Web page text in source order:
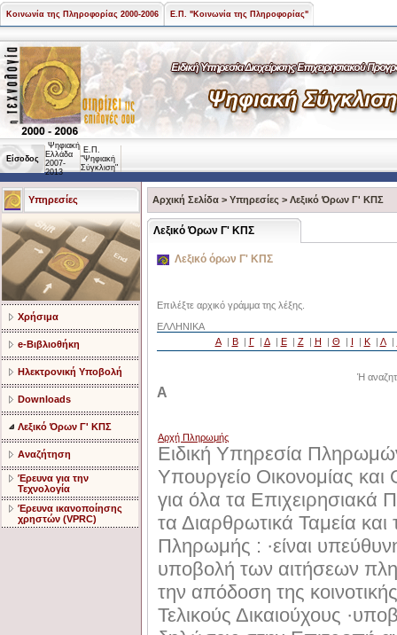
Κοινωνία της Πληροφορίας 2000-2006 Ε.Π. "Κοινωνία της Πληροφορίας"
Είσοδος
Ψηφιακή
Ελλάδα
2007-
2013
Ε.Π.
"Ψηφιακή
Σύγκλιση"
Υπηρεσίες
Χρήσιμα
e-Βιβλιοθήκη
Ηλεκτρονική Υποβολή
Downloads
Λεξικό Όρων Γ' ΚΠΣ
Αναζήτηση
Έρευνα για την
Τεχνολογία
Έρευνα ικανοποίησης
χρηστών (VPRC)
Αρχική Σελίδα > Υπηρεσίες > Λεξικό Όρων Γ' ΚΠΣ
Λεξικό Όρων Γ' ΚΠΣ
Λεξικό όρων Γ' ΚΠΣ
Επιλέξτε αρχικό γράμμα της λέξης.
ΕΛΛΗΝΙΚΑ
Α| Β| Γ| Δ| Ε| Ζ| Η | Θ | Ι | Κ| Λ|
Ή
Α
Αρχή Πληρωμής
Ειδική Υπηρεσία
Υπουργείο Οικονομίας
για όλα τα
τα Διαρθρωτικά Ταμεία
Πληρωμής : ·είναι
υποβολή των αιτήσεων
την απόδοση της
Τελικούς Δικαιούχους